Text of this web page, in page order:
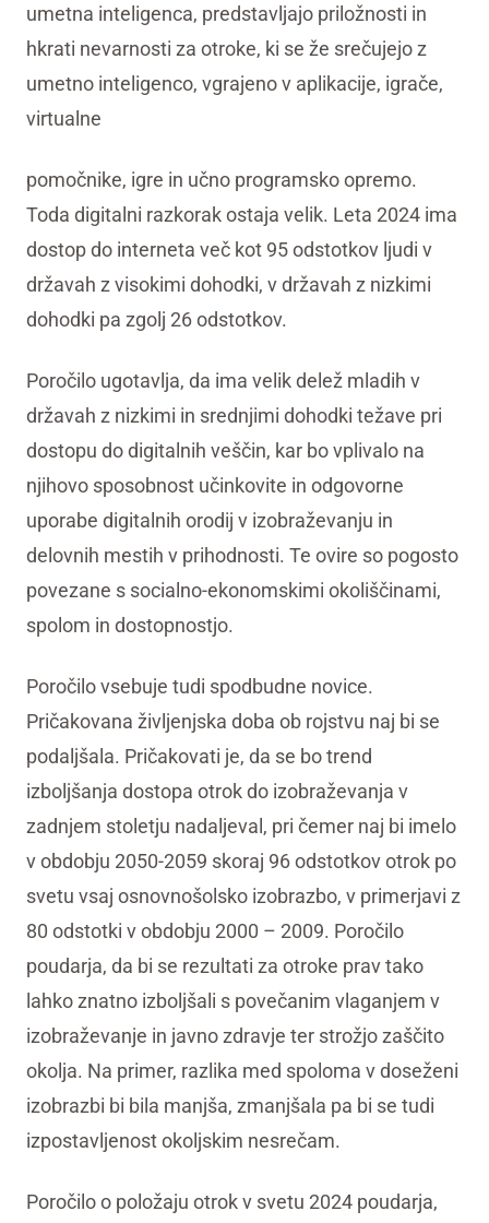
umetna inteligenca, predstavljajo priložnosti in
hkrati nevarnosti za otroke, ki se že srečujejo z
umetno inteligenco, vgrajeno v aplikacije, igrače,
virtualne
pomočnike, igre in učno programsko opremo.
Toda digitalni razkorak ostaja velik. Leta 2024 ima
dostop do interneta več kot 95 odstotkov ljudi v
državah z visokimi dohodki, v državah z nizkimi
dohodki pa zgolj 26 odstotkov.
Poročilo ugotavlja, da ima velik delež mladih v
državah z nizkimi in srednjimi dohodki težave pri
dostopu do digitalnih veščin, kar bo vplivalo na
njihovo sposobnost učinkovite in odgovorne
uporabe digitalnih orodij v izobraževanju in
delovnih mestih v prihodnosti. Te ovire so pogosto
povezane s socialno-ekonomskimi okoliščinami,
spolom in dostopnostjo.
Poročilo vsebuje tudi spodbudne novice.
Pričakovana življenjska doba ob rojstvu naj bi se
podaljšala. Pričakovati je, da se bo trend
izboljšanja dostopa otrok do izobraževanja v
zadnjem stoletju nadaljeval, pri čemer naj bi imelo
v obdobju 2050-2059 skoraj 96 odstotkov otrok po
svetu vsaj osnovnošolsko izobrazbo, v primerjavi z
80 odstotki v obdobju 2000 – 2009. Poročilo
poudarja, da bi se rezultati za otroke prav tako
lahko znatno izboljšali s povečanim vlaganjem v
izobraževanje in javno zdravje ter strožjo zaščito
okolja. Na primer, razlika med spoloma v doseženi
izobrazbi bi bila manjša, zmanjšala pa bi se tudi
izpostavljenost okoljskim nesrečam.
Poročilo o položaju otrok v svetu 2024 poudarja,